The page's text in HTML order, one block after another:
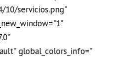
10/servicios.png"
global_colors_info="